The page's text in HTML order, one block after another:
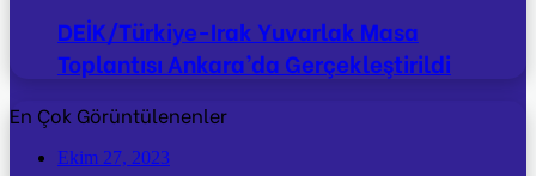
DEİK/Türkiye-Irak Yuvarlak Masa
Toplantısı Ankara’da Gerçekleştirildi
En Çok Görüntülenenler
Ekim 27, 2023